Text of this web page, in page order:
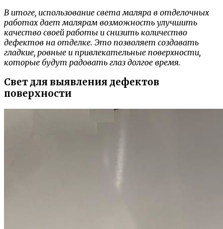
В итоге, использование света маляра в отделочных
работах дает малярам возможность улучшить
качество своей работы и снизить количество
дефектов на отделке. Это позволяет создавать
гладкие, ровные и привлекательные поверхности,
которые будут радовать глаз долгое время.
Свет для выявления дефектов
поверхности